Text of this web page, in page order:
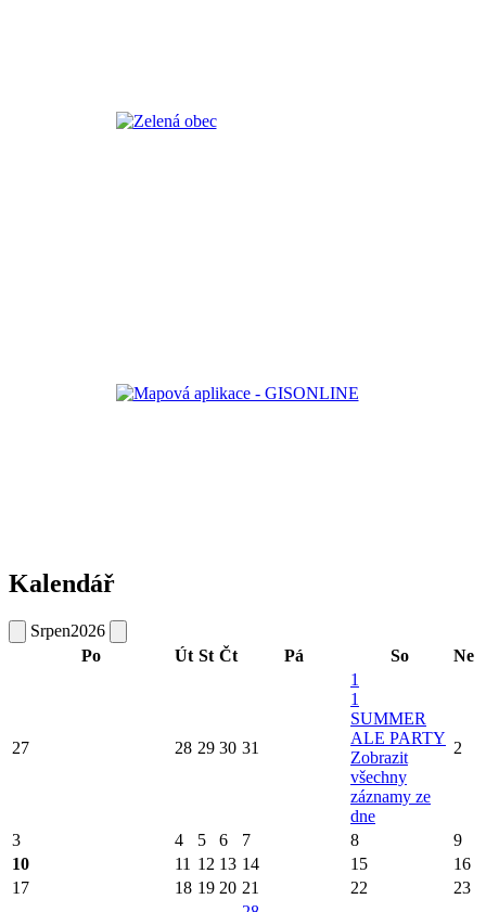
Kalendář
Srpen2026
Po
Út St Čt Pá So Ne
27 28 29 30 31
1
1
SUMMER
ALE PARTY
Zobrazit
všechny
záznamy ze
dne
2
3 4 5 6 7 8
9
10
11 12 13 14 15
16
17
18 19 20 21 22 23